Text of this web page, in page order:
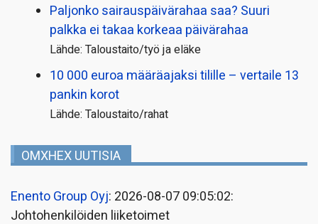
Paljonko sairauspäivä­rahaa saa? Suuri
palkka ei takaa korkeaa päivärahaa
Lähde: Taloustaito/työ ja eläke
10 000 euroa määräajaksi tilille – vertaile 13
pankin korot
Lähde: Taloustaito/rahat
OMXHEX UUTISIA
Enento Group Oyj: 2026-08-07 09:05:02:
Johtohenkilöiden liiketoimet